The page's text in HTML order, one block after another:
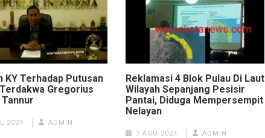
KY Terhadap Putusan
Gregorius
Tannur
2024 ADMIN
Reklamasi 4 Blok Pulau Di Laut
Wilayah Sepanjang Pesisir
Pantai, Diduga Mempersempit
Nelayan
7 AGU 2024 ADMIN